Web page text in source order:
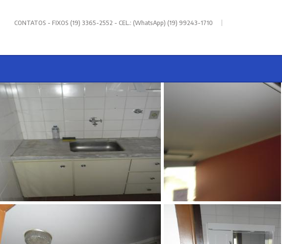
CONTATOS - FIXOS (19) 3365-2552 - CEL.: (WhatsApp) (19) 99243-1710 |